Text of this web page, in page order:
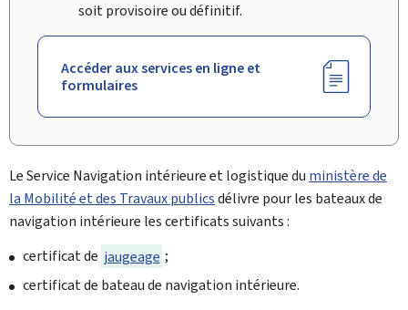
soit provisoire ou définitif.
Accéder aux services en ligne et
formulaires
LeService Navigation intérieure et logistiquedu ministère de
la Mobilité et des Travaux publicsdélivre pour les bateaux de
navigation intérieure les certificats suivants :
certificat de jaugeage ;
certificat de bateau de navigation intérieure.